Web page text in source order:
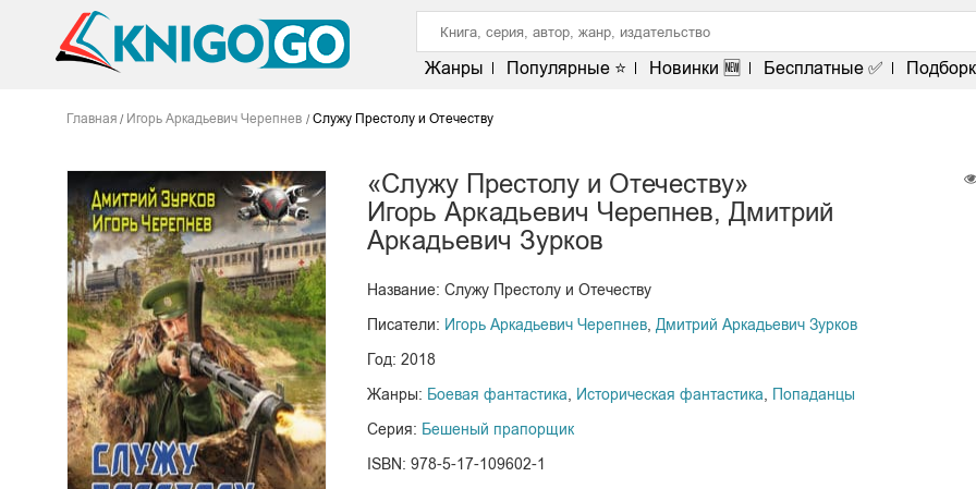
Жанры Популярные ⭐ Новинки 🆕 Бесплатные ✅
Главная Игорь Аркадьевич Черепнев Служу Престолу и Отечеству
«Служу Престолу и Отечеству»
Игорь Аркадьевич Черепнев, Дмитрий
Аркадьевич Зурков
Название: Служу Престолу и Отечеству
Писатели: Игорь Аркадьевич Черепнев, Дмитрий Аркадьевич Зурков
Год: 2018
Жанры: Боевая фантастика Историческая фантастика
Попаданцы
Серия: Бешеный прапорщик
ISBN: 978-5-17-109602-1